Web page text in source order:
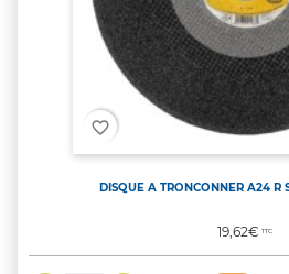
favorite_border
DISQUE A TRONCONNER A24 R
Prix
19,62€TTC